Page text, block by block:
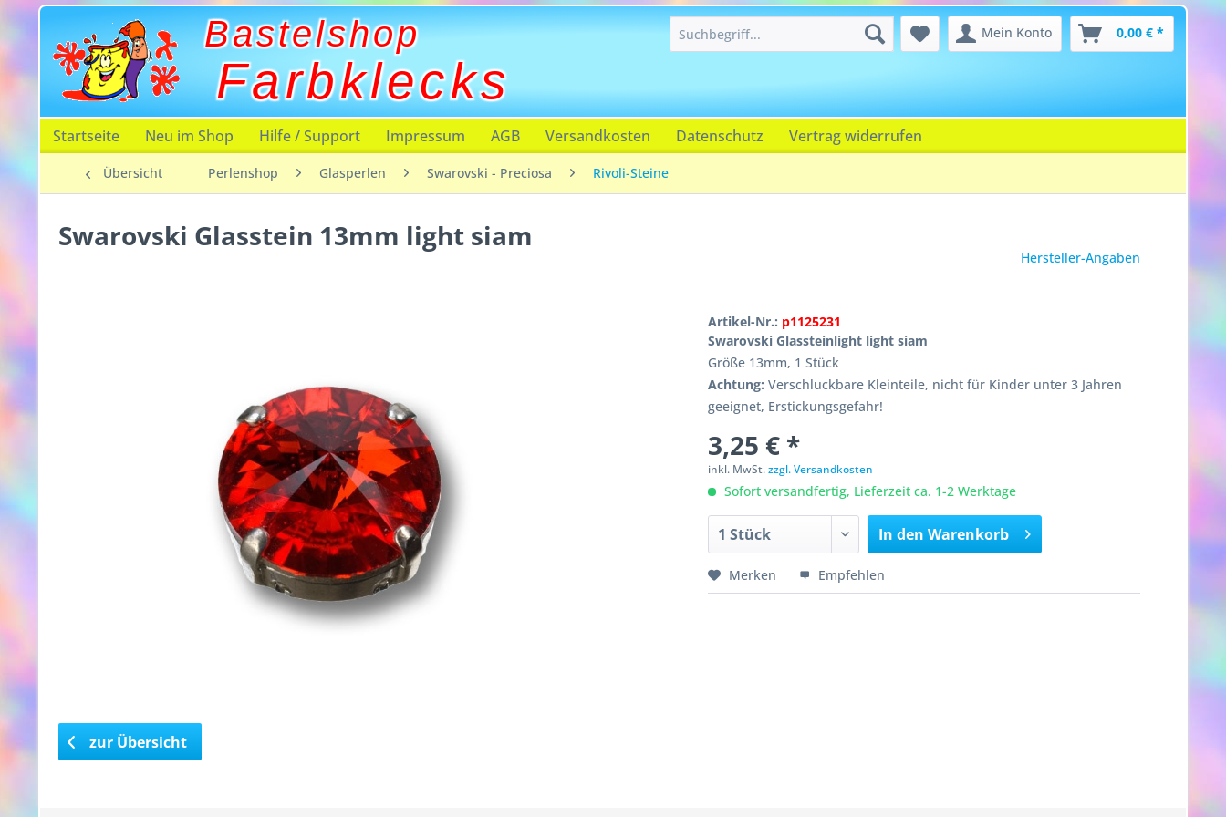
Bastelshop
Farbklecks
Mein Konto 0,00 € *
Startseite Neu im Shop Hilfe / Support Impressum AGB Versandkosten Datenschutz Vertrag widerrufen
Übersicht Perlenshop Glasperlen Swarovski - Preciosa Rivoli-Steine
Swarovski Glasstein 13mm light siam
Hersteller-Angaben
Artikel-Nr.: p1125231
Swarovski Glassteinlight light siam
Größe 13mm, 1 Stück
Achtung: Verschluckbare Kleinteile, nicht für Kinder unter 3 Jahren
geeignet, Erstickungsgefahr!
3,25 € *
inkl. MwSt.zzgl. Versandkosten
Sofort versandfertig, Lieferzeit ca. 1-2 Werktage
In den Warenkorb
Merken Empfehlen
zur Übersicht